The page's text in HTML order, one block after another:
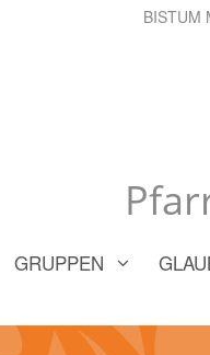
BISTUM
GRUPPEN